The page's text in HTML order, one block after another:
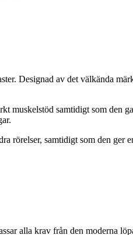
Designad av det välkända
muskelstöd samtidigt som den
samtidigt som den ger
alla krav från den moderna